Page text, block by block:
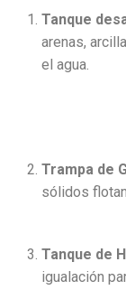
Tanque
arenas,
el agua.
Trampa de
sólidos
Tanque de
igualación